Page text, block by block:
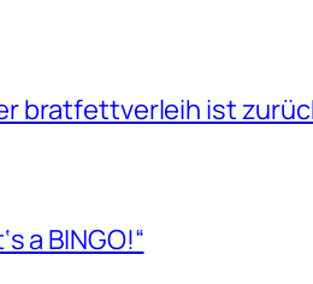
bratfettverleih ist
a BINGO!“